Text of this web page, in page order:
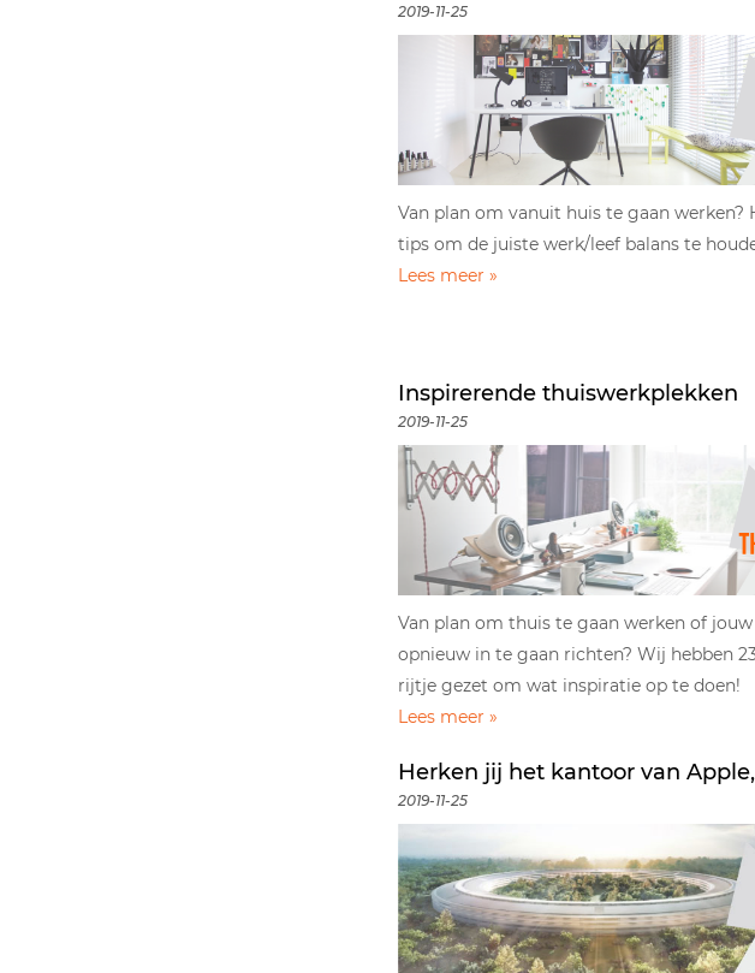
2019-11-25
Van plan om vanuit huis te gaan werken?
tips om de juiste werk/leef balans te
Lees meer »
Inspirerende thuiswerkplekken
2019-11-25
Van plan om thuis te gaan werken of
opnieuw in te gaan richten? Wij hebben
rijtje gezet om wat inspiratie op te doen!
Lees meer »
Herken jij het kantoor van
2019-11-25